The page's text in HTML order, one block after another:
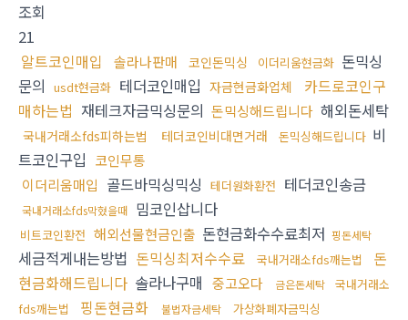
조회
21
알트코인매입
솔라나판매 코인돈믹싱 이더리움현금화 돈믹싱
문의 usdt현금화 테더코인매입 자금현금화업체
카드로코인구
매하는법 재테크자금믹싱문의 돈믹싱해드립니다 해외돈세탁
국내거래소fds피하는법 테더코인비대면거래 돈믹싱해드립니다 비
트코인구입 코인무통
이더리움매입 골드바믹싱믹싱 테더원화환전 테더코인송금
국내거래소fds막혔을때 밈코인삽니다
비트코인환전 해외선물현금인출 돈현금화수수료최저 핑돈세탁
세금적게내는방법 돈믹싱최저수수료 국내거래소fds깨는법
돈
현금화해드립니다 솔라나구매 중고오다 금은돈세탁
국내거래소
fds깨는법
핑돈현금화 불법자금세탁 가상화폐자금믹싱